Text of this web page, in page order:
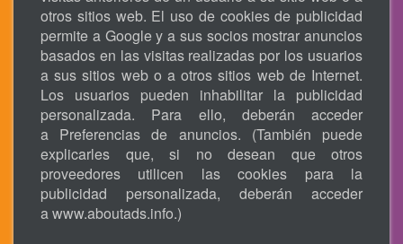
otros sitios web. El uso de cookies de publicidad
permite a Google y a sus socios mostrar anuncios
basados en las visitas realizadas por los usuarios
a sus sitios web o a otros sitios web de Internet.
Los usuarios pueden inhabilitar la publicidad
personalizada. Para ello, deberán acceder
a Preferencias de anuncios. (También puede
explicarles que, si no desean que otros
proveedores utilicen las cookies para la
publicidad personalizada, deberán acceder
a www.aboutads.info.)